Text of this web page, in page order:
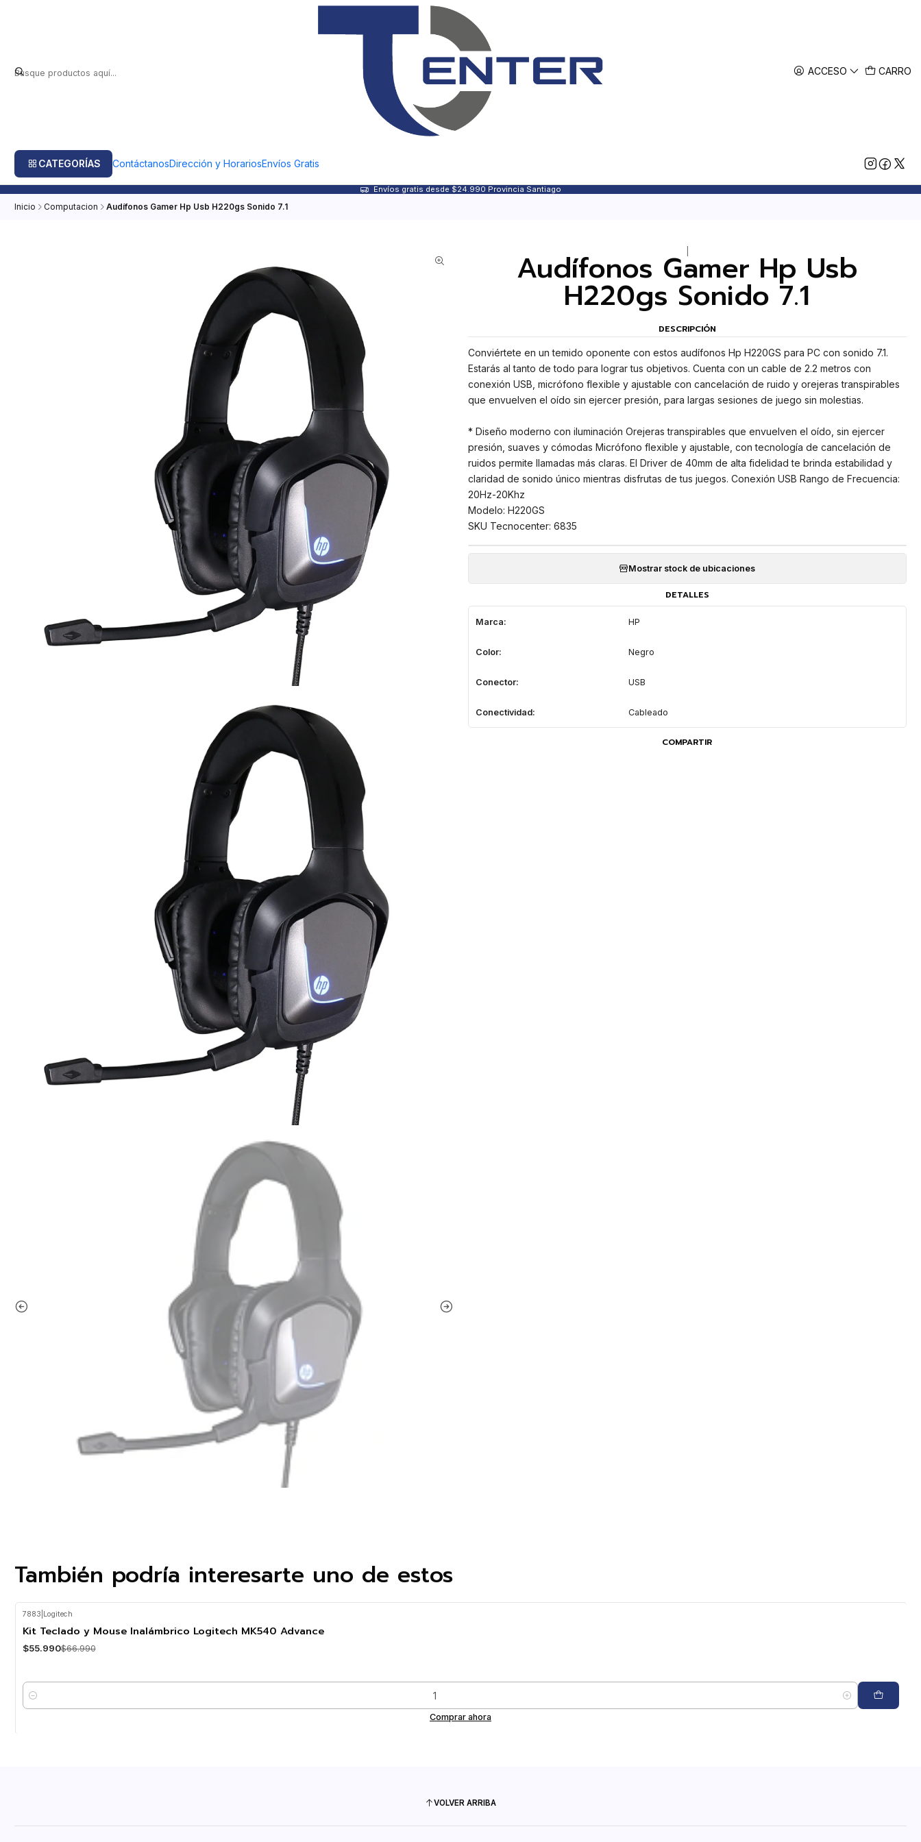
ACCESO CARRO
CATEGORÍAS ContáctanosDirección y HorariosEnvíos Gratis
Envíos gratis desde $24.990 Provincia Santiago
Inicio Computacion Audífonos Gamer Hp Usb H220gs Sonido 7.1
Audífonos Gamer Hp Usb
H220gs Sonido 7.1
DESCRIPCIÓN
Conviértete en un temido oponente con estos audífonos Hp H220GS para PC con sonido 7.1.
Estarás al tanto de todo para lograr tus objetivos. Cuenta con un cable de 2.2 metros con
conexión USB, micrófono flexible y ajustable con cancelación de ruido y orejeras transpirables
que envuelven el oído sin ejercer presión, para largas sesiones de juego sin molestias.
* Diseño moderno con iluminación Orejeras transpirables que envuelven el oído, sin ejercer
presión, suaves y cómodas Micrófono flexible y ajustable, con tecnología de cancelación de
ruidos permite llamadas más claras. El Driver de 40mm de alta fidelidad te brinda estabilidad y
claridad de sonido único mientras disfrutas de tus juegos. Conexión USB Rango de Frecuencia:
20Hz-20Khz
Modelo: H220GS
SKU Tecnocenter: 6835
Mostrar stock de ubicaciones
DETALLES
Marca: HP
Color: Negro
Conector: USB
Conectividad: Cableado
COMPARTIR
También podría interesarte uno de estos
-16% OFF
7883 Logitech
Kit Teclado y Mouse Inalámbrico Logitech MK540 Advance
$55.990$66.990
Cantidad
Comprar ahora
VOLVER ARRIBA